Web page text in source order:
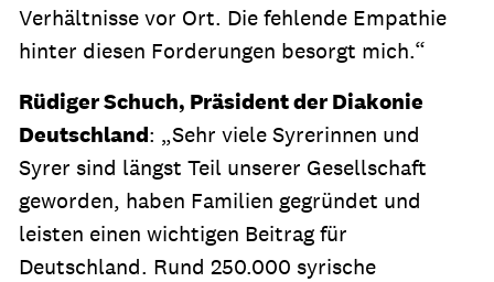
Verhältnisse vor Ort. Die fehlende Empathie
hinter diesen Forderungen besorgt mich.“
Rüdiger Schuch, Präsident der Diakonie
Deutschland: „Sehr viele Syrerinnen und
Syrer sind längst Teil unserer Gesellschaft
geworden, haben Familien gegründet und
leisten einen wichtigen Beitrag für
Deutschland. Rund 250.000 syrische